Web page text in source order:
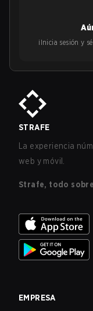
¡Inicia sesión y
STRAFE
La experiencia
web y móvil.
Strafe, todo
EMPRESA